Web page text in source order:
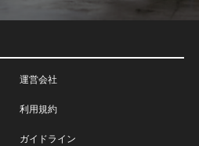
運営会社
利用規約
ガイドライン